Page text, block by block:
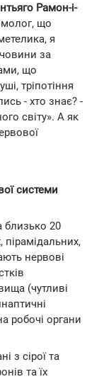
Рамон-і-
що
я
за
що
тріпотіння
- хто знає? -
світу». А як
системи
близько 20
нервові
(чутливі
робочі органи
з сірої та
та їх